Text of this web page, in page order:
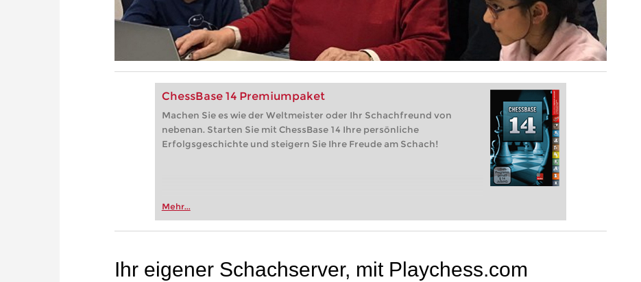
ChessBase 14 Premiumpaket
Machen Sie es wie der Weltmeister oder Ihr Schachfreund von
nebenan. Starten Sie mit ChessBase 14 Ihre persönliche
Erfolgsgeschichte und steigern Sie Ihre Freude am Schach!
Mehr...
Ihr eigener Schachserver, mit Playchess.com